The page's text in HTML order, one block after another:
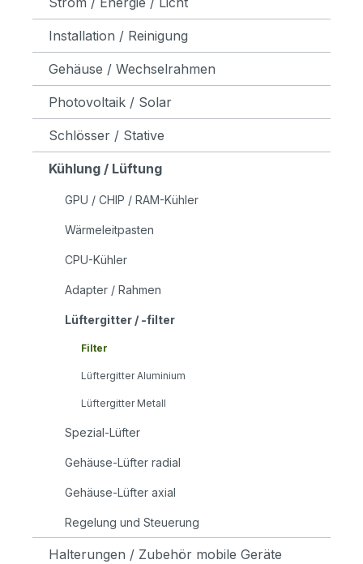
Installation / Reinigung
Gehäuse / Wechselrahmen
Photovoltaik / Solar
Schlösser / Stative
Kühlung / Lüftung
GPU / CHIP / RAM-Kühler
Wärmeleitpasten
CPU-Kühler
Adapter / Rahmen
Lüftergitter / -filter
Filter
Lüftergitter Aluminium
Lüftergitter Metall
Spezial-Lüfter
Gehäuse-Lüfter radial
Gehäuse-Lüfter axial
Regelung und Steuerung
Halterungen / Zubehör mobile Geräte